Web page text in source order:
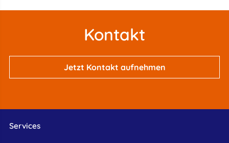
Kontakt
Jetzt Kontakt aufnehmen
Services